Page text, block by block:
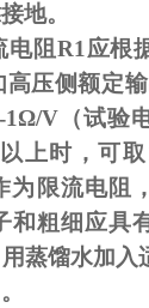
地。
电阻 R1 应根
压侧额定
Ω/V（试验
以上时，可取
为限流电阻
和粗细应具
蒸馏水加入